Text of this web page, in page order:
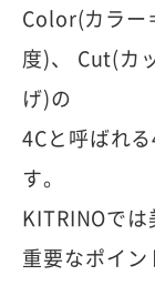
Color(カラー
度)、 Cut(カ
げ)の
4Cと呼ばれ
す。
KITRINOで
重要なポイン